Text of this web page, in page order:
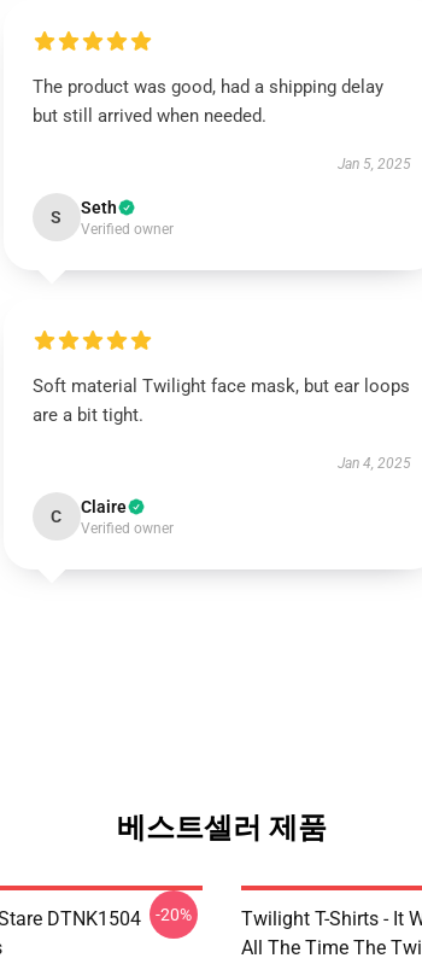
The product was good, had a shipping delay
but still arrived when needed.
Jan 5, 2025
S Seth
Verified owner
Soft material Twilight face mask, but ear loops
are a bit tight.
Jan 4, 2025
C Claire
Verified owner
베스트셀러 제품
DTNK1504
-20%
Twilight T-Shirts - It
All The Time The